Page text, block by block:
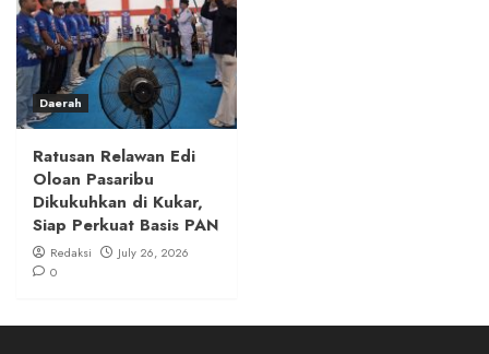
Daerah
Ratusan Relawan Edi
Oloan Pasaribu
Dikukuhkan di Kukar,
Siap Perkuat Basis PAN
Redaksi
July 26, 2026
0